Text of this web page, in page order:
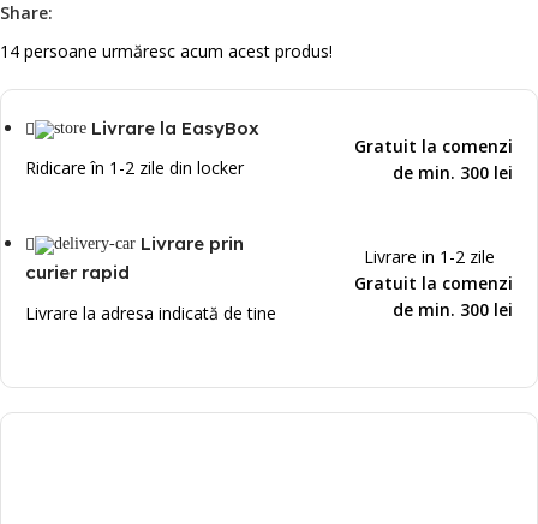
Share:
14 persoane urmăresc acum acest produs!
Livrare la EasyBox
Ridicare în 1-2 zile din locker
Gratuit la comenzi
de min. 300 lei
Livrare prin
curier rapid
Livrare la adresa indicată de tine
Livrare in 1-2 zile
Gratuit la comenzi
de min. 300 lei